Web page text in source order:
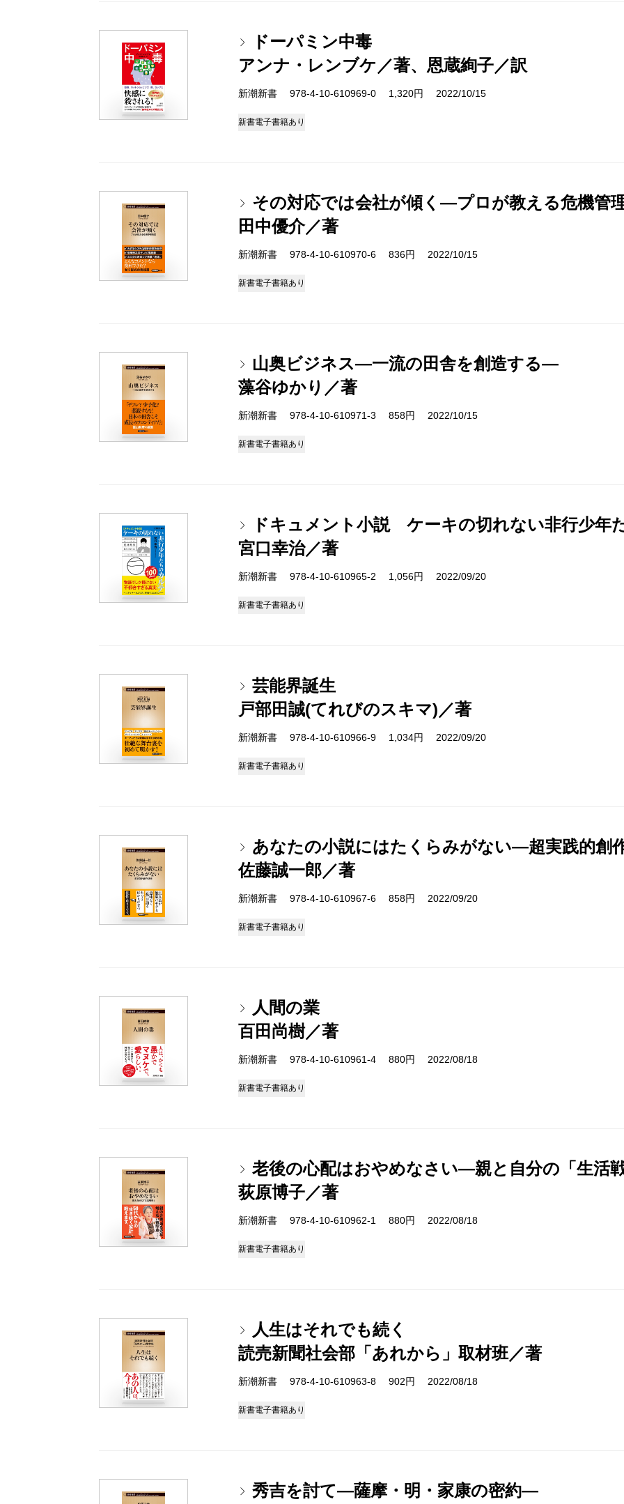
ドーパミン中毒
アンナ・レンブケ／著、恩蔵絢子／訳
新潮新書 978-4-10-610969-0 1,320円 2022/10/15
新書電子書籍あり
その対応では会社が傾く―プロが教える危機管
田中優介／著
新潮新書 978-4-10-610970-6 836円 2022/10/15
新書電子書籍あり
山奥ビジネス―一流の田舎を創造する―
藻谷ゆかり／著
新潮新書 978-4-10-610971-3 858円 2022/10/15
新書電子書籍あり
ドキュメント小説 ケーキの切れない非行少年
宮口幸治／著
新潮新書 978-4-10-610965-2 1,056円 2022/09/20
新書電子書籍あり
芸能界誕生
戸部田誠(てれびのスキマ)／著
新潮新書 978-4-10-610966-9 1,034円 2022/09/20
新書電子書籍あり
あなたの小説にはたくらみがない―超実践的創
佐藤誠一郎／著
新潮新書 978-4-10-610967-6 858円 2022/09/20
新書電子書籍あり
人間の業
百田尚樹／著
新潮新書 978-4-10-610961-4 880円 2022/08/18
新書電子書籍あり
老後の心配はおやめなさい―親と自分の「生活
荻原博子／著
新潮新書 978-4-10-610962-1 880円 2022/08/18
新書電子書籍あり
人生はそれでも続く
読売新聞社会部「あれから」取材班／著
新潮新書 978-4-10-610963-8 902円 2022/08/18
新書電子書籍あり
秀吉を討て―薩摩・明・家康の密約―